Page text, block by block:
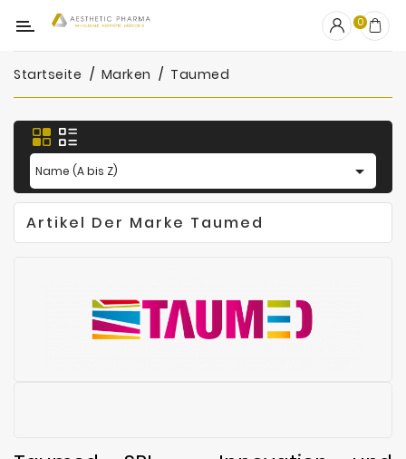
Kategorie
OUTLET
Fillers
Biostimulatoren
Mesotherapie
Peelings
0
Startseite Marken Taumed
Name (A bis Z) 
Artikel Der Marke Taumed